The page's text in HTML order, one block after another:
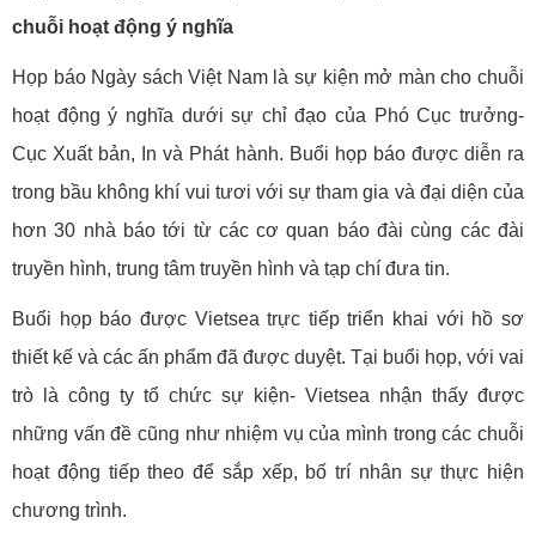
chuỗi hoạt động ý nghĩa
Họp báo Ngày sách Việt Nam là sự kiện mở màn cho chuỗi
hoạt động ý nghĩa dưới sự chỉ đạo của Phó Cục trưởng-
Cục Xuất bản, In và Phát hành. Buổi họp báo được diễn ra
trong bầu không khí vui tươi với sự tham gia và đại diện của
hơn 30 nhà báo tới từ các cơ quan báo đài cùng các đài
truyền hình, trung tâm truyền hình và tạp chí đưa tin.
Buổi họp báo được Vietsea trực tiếp triển khai với hồ sơ
thiết kế và các ấn phẩm đã được duyệt. Tại buổi họp, với vai
trò là công ty tổ chức sự kiện- Vietsea nhận thấy được
những vấn đề cũng như nhiệm vụ của mình trong các chuỗi
hoạt động tiếp theo để sắp xếp, bố trí nhân sự thực hiện
chương trình.